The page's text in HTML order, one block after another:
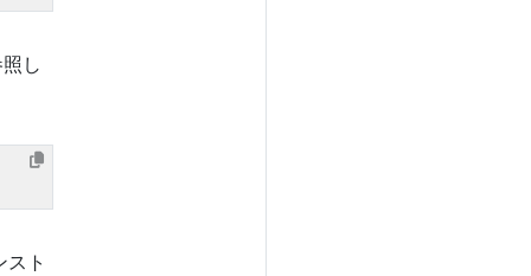
し
ト